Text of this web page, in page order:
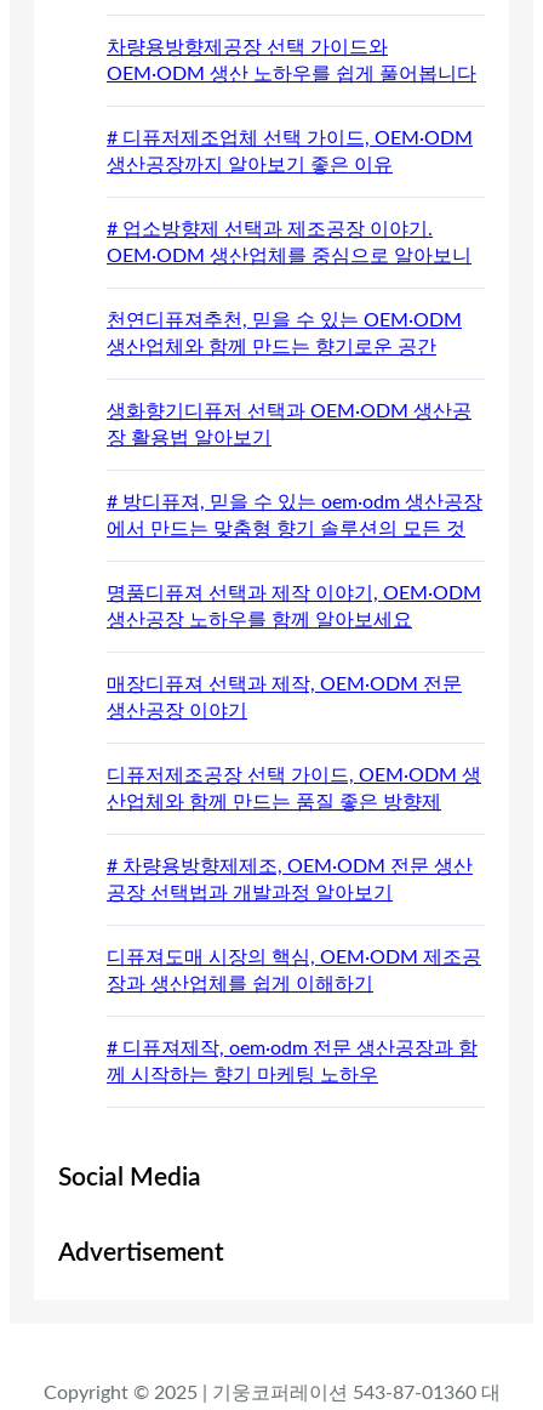
차량용방향제공장 선택 가이드와
OEM·ODM 생산 노하우를 쉽게 풀어봅니다
# 디퓨저제조업체 선택 가이드, OEM·ODM
생산공장까지 알아보기 좋은 이유
# 업소방향제 선택과 제조공장 이야기.
OEM·ODM 생산업체를 중심으로 알아보니
천연디퓨져추천, 믿을 수 있는 OEM·ODM
생산업체와 함께 만드는 향기로운 공간
생화향기디퓨저 선택과 OEM·ODM 생산공
장 활용법 알아보기
# 방디퓨져, 믿을 수 있는 oem·odm 생산공장
에서 만드는 맞춤형 향기 솔루션의 모든 것
명품디퓨져 선택과 제작 이야기, OEM·ODM
생산공장 노하우를 함께 알아보세요
매장디퓨져 선택과 제작, OEM·ODM 전문
생산공장 이야기
디퓨저제조공장 선택 가이드, OEM·ODM 생
산업체와 함께 만드는 품질 좋은 방향제
# 차량용방향제제조, OEM·ODM 전문 생산
공장 선택법과 개발과정 알아보기
디퓨져도매 시장의 핵심, OEM·ODM 제조공
장과 생산업체를 쉽게 이해하기
# 디퓨져제작, oem·odm 전문 생산공장과 함
께 시작하는 향기 마케팅 노하우
Social Media
Advertisement
Copyright © 2025 | 기웅코퍼레이션 543-87-01360 대